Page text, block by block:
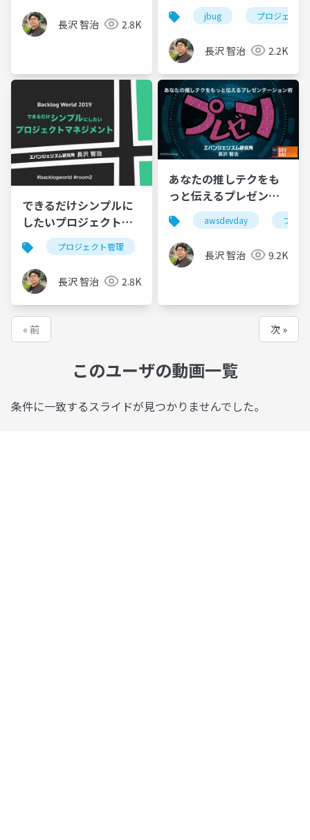
長沢 智治 2.8K
jbug プロジェクト
長沢 智治 2.2K
できるだけシンプルに
したいプロジェクトマ
ネジメントプロジェクト管理 プロジェクトマネジメント
長沢 智治 2.8K
あなたの推しテクをも
っと伝えるプレゼンテ
ーション術
#AWSDevDay
awsdevday プレゼ
長沢 智治 9.2K
« 前 次 »
このユーザの動画一覧
条件に一致するスライドが見つかりませんでした。